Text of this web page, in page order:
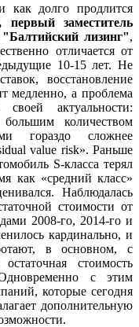
как долго продлится
заместитель
лизинг",
отличается от
10-15 лет. Не
восстановление
медленно, а проблема
актуальности:
количеством
гораздо сложнее
value risk». Раньше
S-класса терял
как «средний класс»
Наблюдалась
стоимости от
2008-го, 2014-го и
кардинально, и
в основном, с
стоимость
с этим
которые сегодня
дополнительную